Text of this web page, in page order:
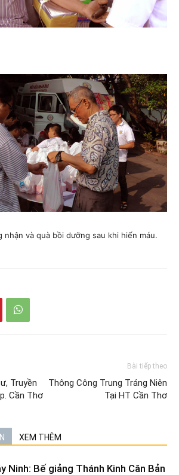
nhận và quà bồi dưỡng sau khi hiến máu.
Truyền
Cần Thơ
Bài tiếp theo
Thông Công Trung Tráng Niên
Tại HT Cần Thơ
XEM THÊM
Ninh: Bế giảng Thánh Kinh Căn Bản